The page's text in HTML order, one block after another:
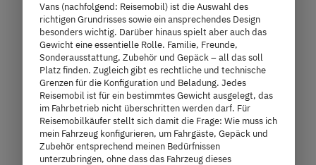
Vans (nachfolgend: Reisemobil) ist die Auswahl des
richtigen Grundrisses sowie ein ansprechendes Design
besonders wichtig. Darüber hinaus spielt aber auch das
Gewicht eine essentielle Rolle. Familie, Freunde,
Sonderausstattung, Zubehör und Gepäck – all das soll
Platz finden. Zugleich gibt es rechtliche und technische
Grenzen für die Konfiguration und Beladung. Jedes
Reisemobil ist für ein bestimmtes Gewicht ausgelegt, das
im Fahrbetrieb nicht überschritten werden darf. Für
Reisemobilkäufer stellt sich damit die Frage: Wie muss ich
mein Fahrzeug konfigurieren, um Fahrgäste, Gepäck und
Zubehör entsprechend meinen Bedürfnissen
unterzubringen, ohne dass das Fahrzeug dieses